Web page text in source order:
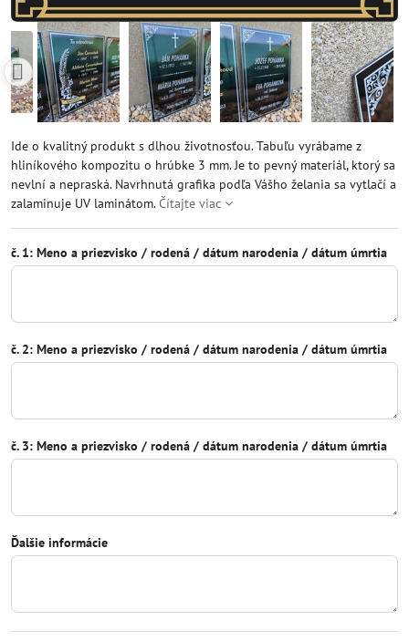
Ide o kvalitný produkt s dlhou životnosťou. Tabuľu vyrábame z
hliníkového kompozitu o hrúbke 3 mm. Je to pevný materiál, ktorý sa
nevlní a nepraská. Navrhnutá grafika podľa Vášho želania sa vytlačí a
zalaminuje UV laminátom.Čítajte viac
č. 1: Meno a priezvisko / rodená / dátum narodenia / dátum úmrtia
č. 2: Meno a priezvisko / rodená / dátum narodenia / dátum úmrtia
č. 3: Meno a priezvisko / rodená / dátum narodenia / dátum úmrtia
Ďalšie informácie